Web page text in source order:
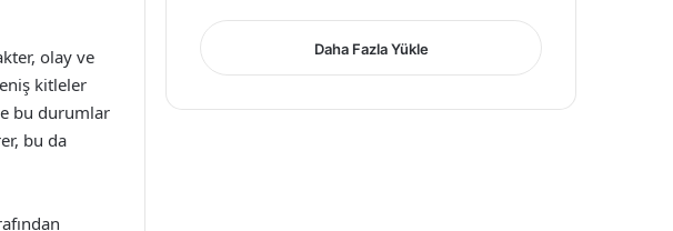
olay ve
kitleler
bu durumlar
bu da
Daha Fazla Yükle